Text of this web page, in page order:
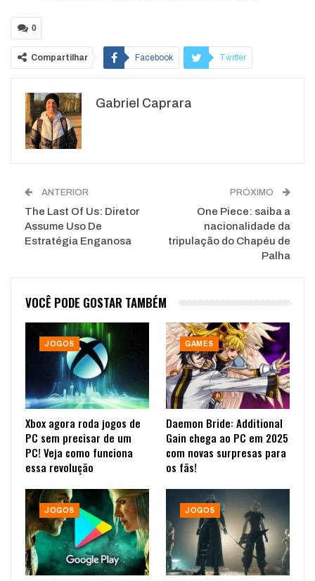
0
Compartilhar Facebook Twitter
WhatsApp
Gabriel Caprara
ANTERIOR
The Last Of Us: Diretor
Assume Uso De
Estratégia Enganosa
PRÓXIMO
One Piece: saiba a
nacionalidade da
tripulação do Chapéu de
Palha
VOCÊ PODE GOSTAR TAMBÉM
JOGOS
Xbox agora roda jogos de
PC sem precisar de um
PC! Veja como funciona
essa revolução
GAMES
Daemon Bride: Additional
Gain chega ao PC em 2025
com novas surpresas para
os fãs!
JOGOS JOGOS